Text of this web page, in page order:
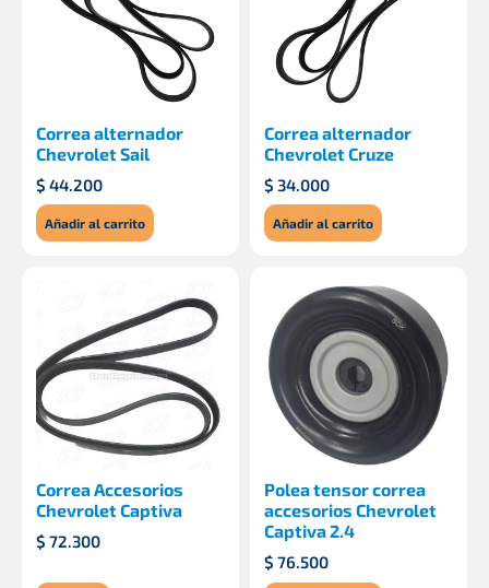
Correa alternador
Chevrolet Sail
$ 44.200
Añadir al carrito
Correa alternador
Chevrolet Cruze
$ 34.000
Añadir al carrito
Correa Accesorios
Chevrolet Captiva
$ 72.300
Polea tensor correa
accesorios Chevrolet
Captiva 2.4
$ 76.500